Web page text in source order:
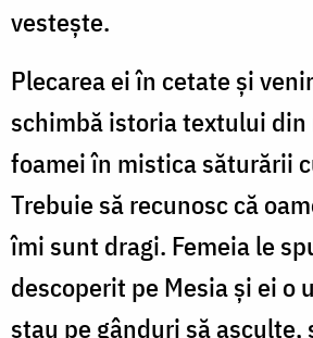
vestește.
Plecarea ei în cetate și
schimbă istoria textului
foamei în mistica săturării
Trebuie să recunosc că
îmi sunt dragi. Femeia le
descoperit pe Mesia și ei o
stau pe gânduri să asculte,